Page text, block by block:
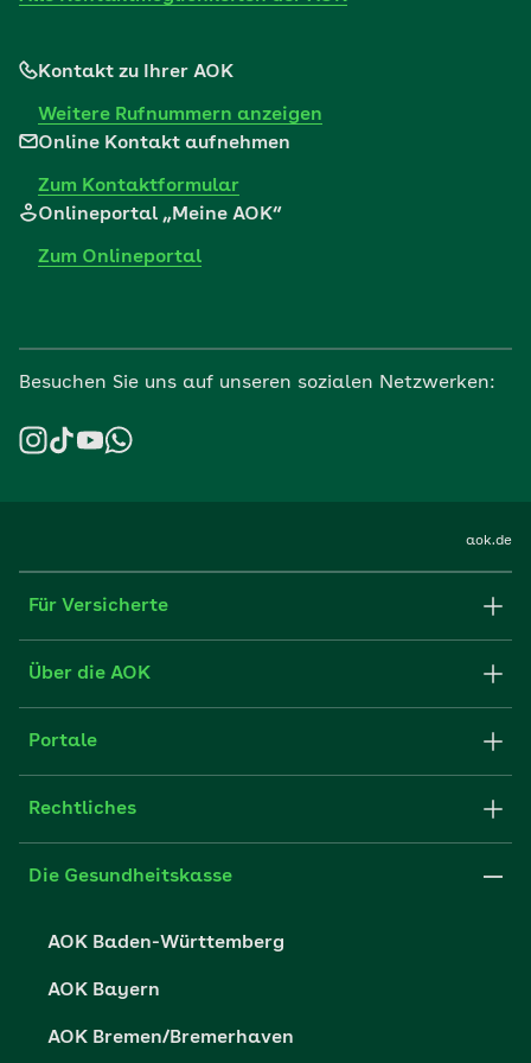
Kontakt zu Ihrer AOK
Weitere Rufnummern anzeigen
Online Kontakt aufnehmen
Zum Kontaktformular
Onlineportal „Meine AOK“
Zum Onlineportal
Besuchen Sie uns auf unseren sozialen Netzwerken:
aok.de
Für Versicherte
Formulare und Anträge
FAQ
Über die AOK
Struktur & Verwaltung
Partner der AOK
Portale
Fachportal für Arbeitgeber
Presse- und Politikportal
Vertriebspartner-Service
Rechtliches
Impressum
Die Gesundheitskasse
AOK Baden-Württemberg
AOK Bayern
AOK Bremen/Bremerhaven